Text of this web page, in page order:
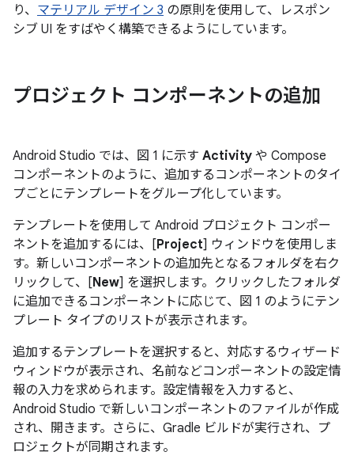
り、 マテリアル デザイン 3 の原則を使用して、レスポン
シブ UI をすばやく構築できるようにしています。
プロジェクト コンポーネントの追加
Android Studio では、図 1 に示す Activity や Compose
コンポーネントのように、追加するコンポーネントのタイ
プごとにテンプレートをグループ化しています。
テンプレートを使用して Android プロジェクト コンポー
ネントを追加するには、[Project] ウィンドウを使用しま
す。新しいコンポーネントの追加先となるフォルダを右ク
リックして、[New] を選択します。クリックしたフォルダ
に追加できるコンポーネントに応じて、図 1 のようにテン
プレート タイプのリストが表示されます。
追加するテンプレートを選択すると、対応するウィザード
ウィンドウが表示され、名前などコンポーネントの設定情
報の入力を求められます。設定情報を入力すると、
Android Studio で新しいコンポーネントのファイルが作成
され、開きます。さらに、Gradle ビルドが実行され、プ
ロジェクトが同期されます。